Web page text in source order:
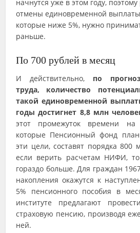
начнутся уже в этом году,
отмены единовременной
которые ниже 5%, нужно
раньше.
По 700 рублей в месяц
И действительно, по
труда, количество
такой единовременной
годы достигнет 8,8 млн
этот промежуток времени на
которые Пенсионный фонд
эти цели, составят порядка 800
если верить расчетам НИФИ, то
гораздо больше. Для граждан
накопления окажутся к
5% пенсионного пособия в
институте предлагают
страховую пенсию, производя
ней.